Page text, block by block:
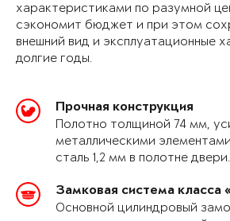
характеристиками по разумной
сэкономит бюджет и при этом
внешний вид и эксплуатационные
долгие годы.
Прочная конструкция
Полотно толщиной 74 мм,
металлическими
сталь 1,2 мм в полотне двери.
Замковая система класса
Основной цилиндровый